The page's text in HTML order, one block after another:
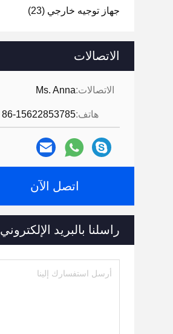
جهاز توجيه خارجي (23)
الاتصالات
الاتصالات:Ms. Anna
هاتف:86-15622853785
اتصل الآن
راسلنا بالبريد الإلكتروني